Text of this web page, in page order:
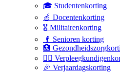
🎓 Studentenkorting
🍎 Docentenkorting
🎖️ Militairenkorting
👴 Senioren korting
🏥
👩‍⚕️
🎉 Verjaardagskorting